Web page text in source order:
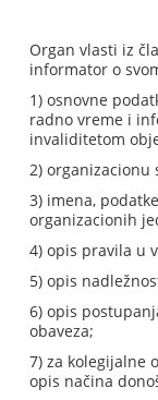
Organ vlasti iz
informator o
1) osnovne
radno vreme i
invaliditetom
2)
3) imena,
organizacionih
4) opis pravila u
5) opis
6) opis
obaveza;
7) za kolegijalne
opis načina